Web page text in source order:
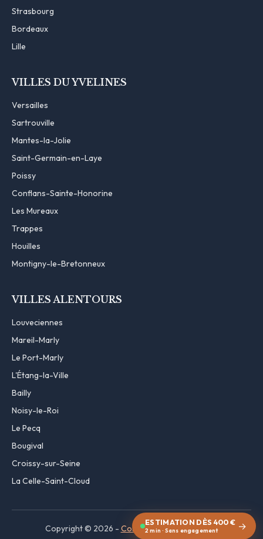
Strasbourg
Bordeaux
Lille
VILLES DU YVELINES
Versailles
Sartrouville
Mantes-la-Jolie
Saint-Germain-en-Laye
Poissy
Conflans-Sainte-Honorine
Les Mureaux
Trappes
Houilles
Montigny-le-Bretonneux
VILLES ALENTOURS
Louveciennes
Mareil-Marly
Le Port-Marly
L'Étang-la-Ville
Bailly
Noisy-le-Roi
Le Pecq
Bougival
Croissy-sur-Seine
La Celle-Saint-Cloud
Copyright © 2026 - Contact·Mentions légales
ESTIMATION DÈS 400 €
2 min · Sans engagement →